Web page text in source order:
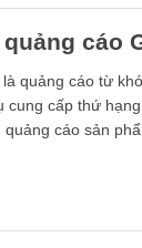
cáo
quảng cáo từ
cung cấp thứ
cáo sản